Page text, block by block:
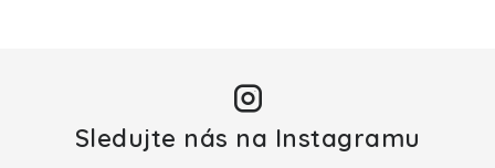
Sledujte nás na Instagramu